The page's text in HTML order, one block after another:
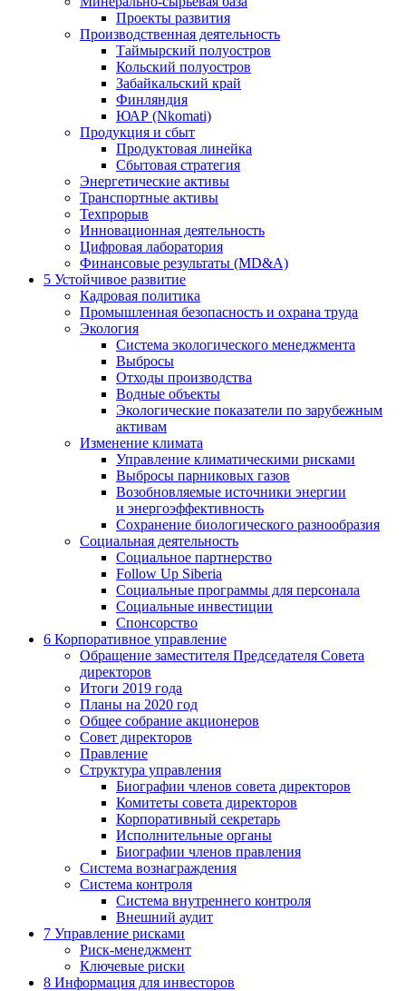
Проекты развития
Производственная деятельность
Таймырский полуостров
Кольский полуостров
Забайкальский край
Финляндия
ЮАР (Nkomati)
Продукция и сбыт
Продуктовая линейка
Сбытовая стратегия
Энергетические активы
Транспортные активы
Техпрорыв
Инновационная деятельность
Цифровая лаборатория
Финансовые результаты (MD&A)
5 Устойчивое развитие
Кадровая политика
Промышленная безопасность и охрана труда
Экология
Система экологического менеджмента
Выбросы
Отходы производства
Водные объекты
Экологические показатели по зарубежным
активам
Изменение климата
Управление климатическими рисками
Выбросы парниковых газов
Возобновляемые источники энергии
и энергоэффективность
Сохранение биологического разнообразия
Социальная деятельность
Социальное партнерство
Follow Up Siberia
Социальные программы для персонала
Социальные инвестиции
Спонсорство
6 Корпоративное управление
Обращение заместителя Председателя Совета
директоров
Итоги 2019 года
Планы на 2020 год
Общее собрание акционеров
Совет директоров
Правление
Структура управления
Биографии членов совета директоров
Комитеты совета директоров
Корпоративный секретарь
Исполнительные органы
Биографии членов правления
Система вознаграждения
Система контроля
Система внутреннего контроля
Внешний аудит
7 Управление рисками
Риск-менеджмент
Ключевые риски
8 Информация для инвесторов